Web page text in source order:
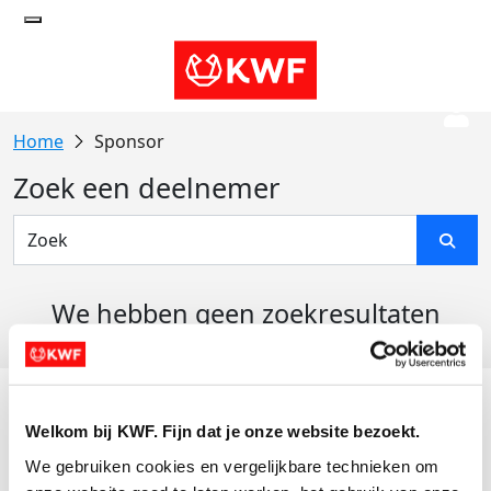
Welkom bij KWF. Fijn dat je onze website bezoekt.
We gebruiken cookies en vergelijkbare technieken om
Sponsor
Zoek een deelnemer
We hebben geen zoekresultaten
Actiematerialen
Evenementen